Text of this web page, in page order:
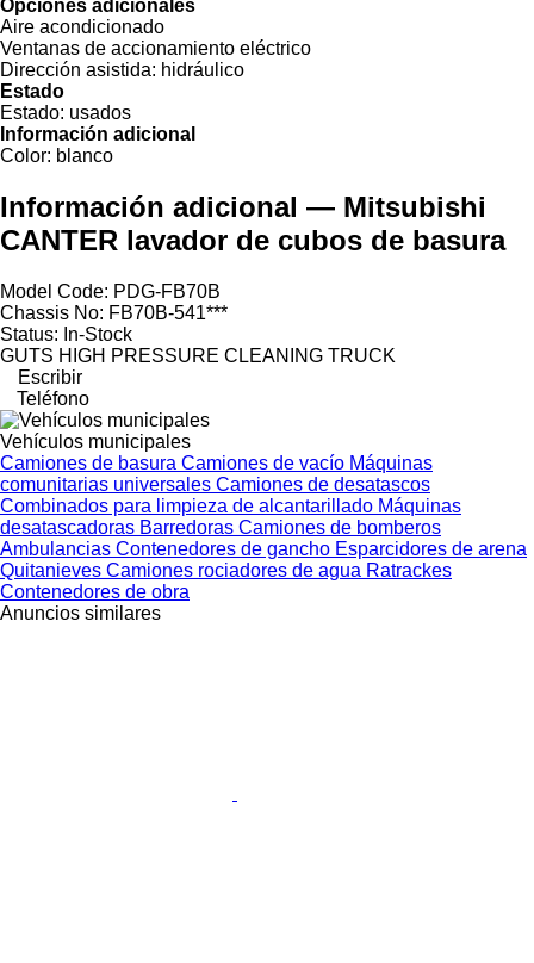
Opciones adicionales
Aire acondicionado
Ventanas de accionamiento eléctrico
Dirección asistida: hidráulico
Estado
Estado: usados
Información adicional
Color: blanco
Información adicional — Mitsubishi
CANTER lavador de cubos de basura
Model Code: PDG-FB70B
Chassis No: FB70B-541***
Status: In-Stock
GUTS HIGH PRESSURE CLEANING TRUCK
Escribir
Teléfono
Vehículos municipales
Camiones de basura Camiones de vacío Máquinas
comunitarias universales Camiones de desatascos
Combinados para limpieza de alcantarillado Máquinas
desatascadoras Barredoras Camiones de bomberos
Ambulancias Contenedores de gancho Esparcidores de arena
Quitanieves Camiones rociadores de agua Ratrackes
Contenedores de obra
Anuncios similares